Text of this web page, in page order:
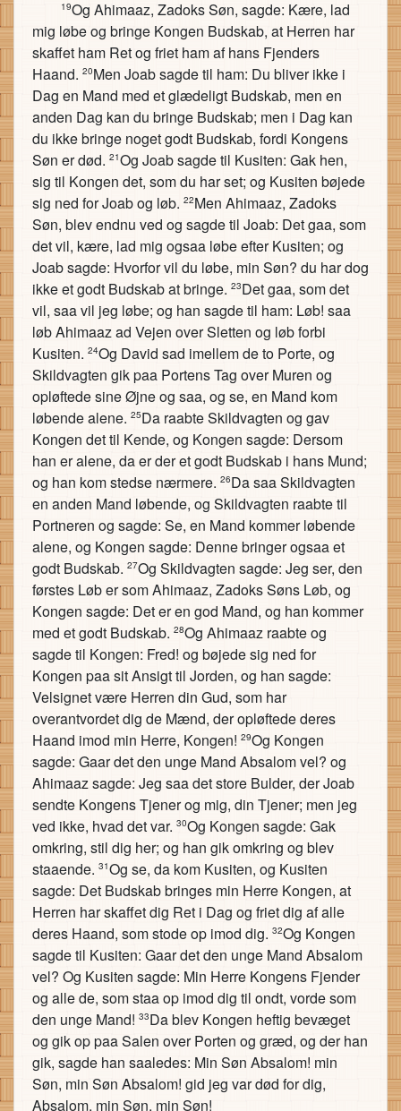
19Og Ahimaaz, Zadoks Søn, sagde: Kære, lad
mig løbe og bringe Kongen Budskab, at Herren har
skaffet ham Ret og friet ham af hans Fjenders
Haand. 20Men Joab sagde til ham: Du bliver ikke i
Dag en Mand med et glædeligt Budskab, men en
anden Dag kan du bringe Budskab; men i Dag kan
du ikke bringe noget godt Budskab, fordi Kongens
Søn er død. 21Og Joab sagde til Kusiten: Gak hen,
sig til Kongen det, som du har set; og Kusiten bøjede
sig ned for Joab og løb. 22Men Ahimaaz, Zadoks
Søn, blev endnu ved og sagde til Joab: Det gaa, som
det vil, kære, lad mig ogsaa løbe efter Kusiten; og
Joab sagde: Hvorfor vil du løbe, min Søn? du har dog
ikke et godt Budskab at bringe. 23Det gaa, som det
vil, saa vil jeg løbe; og han sagde til ham: Løb! saa
løb Ahimaaz ad Vejen over Sletten og løb forbi
Kusiten. 24Og David sad imellem de to Porte, og
Skildvagten gik paa Portens Tag over Muren og
opløftede sine Øjne og saa, og se, en Mand kom
løbende alene. 25Da raabte Skildvagten og gav
Kongen det til Kende, og Kongen sagde: Dersom
han er alene, da er der et godt Budskab i hans Mund;
og han kom stedse nærmere. 26Da saa Skildvagten
en anden Mand løbende, og Skildvagten raabte til
Portneren og sagde: Se, en Mand kommer løbende
alene, og Kongen sagde: Denne bringer ogsaa et
godt Budskab. 27Og Skildvagten sagde: Jeg ser, den
førstes Løb er som Ahimaaz, Zadoks Søns Løb, og
Kongen sagde: Det er en god Mand, og han kommer
med et godt Budskab. 28Og Ahimaaz raabte og
sagde til Kongen: Fred! og bøjede sig ned for
Kongen paa sit Ansigt til Jorden, og han sagde:
Velsignet være Herren din Gud, som har
overantvordet dig de Mænd, der opløftede deres
Haand imod min Herre, Kongen! 29Og Kongen
sagde: Gaar det den unge Mand Absalom vel? og
Ahimaaz sagde: Jeg saa det store Bulder, der Joab
sendte Kongens Tjener og mig, din Tjener; men jeg
ved ikke, hvad det var. 30Og Kongen sagde: Gak
omkring, stil dig her; og han gik omkring og blev
staaende. 31Og se, da kom Kusiten, og Kusiten
sagde: Det Budskab bringes min Herre Kongen, at
Herren har skaffet dig Ret i Dag og friet dig af alle
deres Haand, som stode op imod dig. 32Og Kongen
sagde til Kusiten: Gaar det den unge Mand Absalom
vel? Og Kusiten sagde: Min Herre Kongens Fjender
og alle de, som staa op imod dig til ondt, vorde som
den unge Mand! 33Da blev Kongen heftig bevæget
og gik op paa Salen over Porten og græd, og der han
gik, sagde han saaledes: Min Søn Absalom! min
Søn, min Søn Absalom! gid jeg var død for dig,
Absalom, min Søn, min Søn!